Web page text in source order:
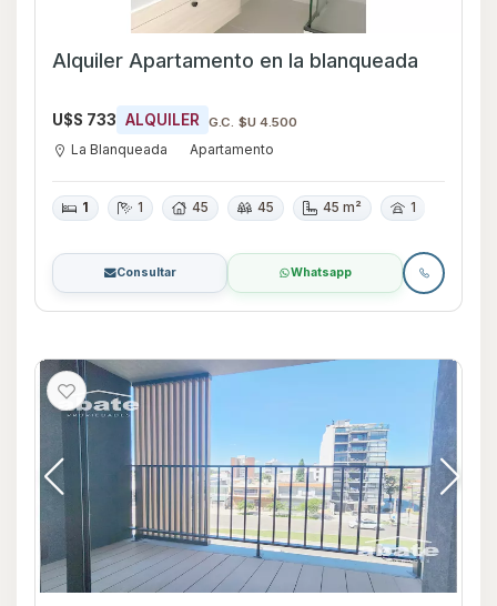
Alquiler Apartamento en la blanqueada
U$S 733 ALQUILER G.C. $U 4.500
La Blanqueada Apartamento
1 1 45 45 45 m² 1
Consultar Whatsapp